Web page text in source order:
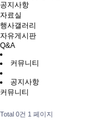
공지사항
자료실
행사갤러리
자유게시판
Q&A
커뮤니티
공지사항
커뮤니티
Total 0건 1 페이지